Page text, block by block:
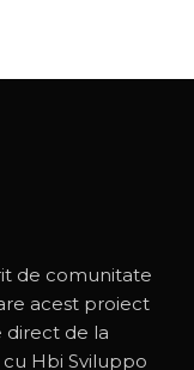
de comunitate
acest proiect
direct de la
Hbi Sviluppo